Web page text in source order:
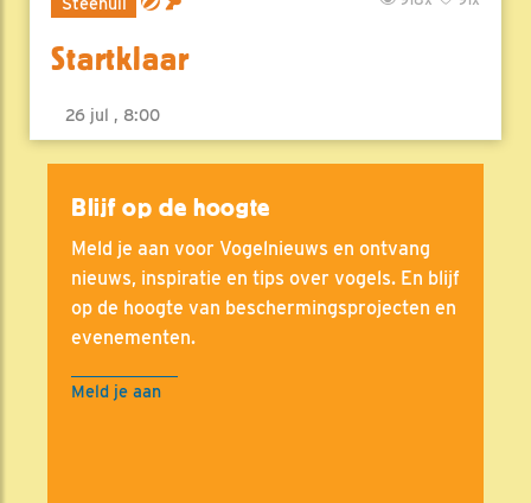
Startklaar
26 jul , 8:00
Blijf op de hoogte
Meld je aan voor Vogelnieuws en ontvang
nieuws, inspiratie en tips over vogels. En blijf
op de hoogte van beschermingsprojecten en
evenementen.
Meld je aan